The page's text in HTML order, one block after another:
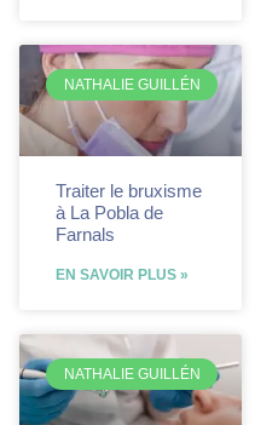
NATHALIE GUILLÉN
Traiter le bruxisme
à La Pobla de
Farnals
EN SAVOIR PLUS »
NATHALIE GUILLÉN